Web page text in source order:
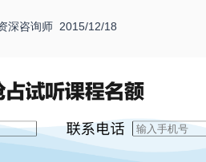
深咨询师 2015/12/18